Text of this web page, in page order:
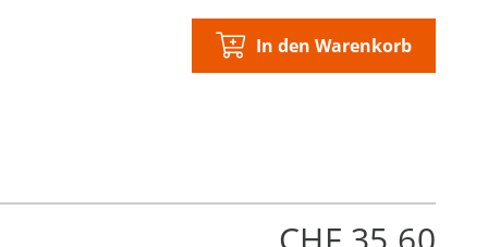
In den Warenkorb